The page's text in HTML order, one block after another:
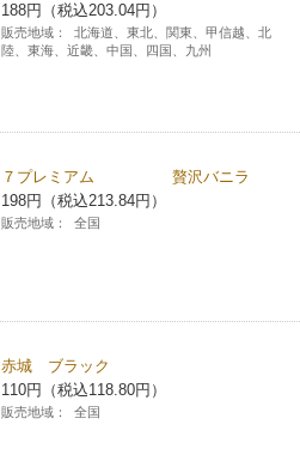
188円（税込203.04円）
販売地域：
北海道、東北、関東、甲信越、北
陸、東海、近畿、中国、四国、九州
７プレミアム 贅沢バニラ
198円（税込213.84円）
販売地域： 全国
赤城 ブラック
110円（税込118.80円）
販売地域： 全国